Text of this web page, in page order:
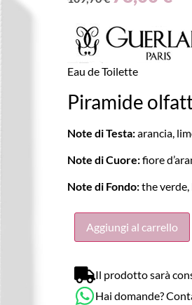
Eau de Toilette
Piramide
Note di Testa:arancia,
Note di Cuore:fiore
Note di Fondo:the verde,
Aggiungi al carrello
Il prodotto sarà
Hai domande?